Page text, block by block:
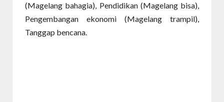
(Magelang bahagia), Pendidikan (Magelang bisa),
Pengembangan ekonomi (Magelang trampil),
Tanggap bencana.